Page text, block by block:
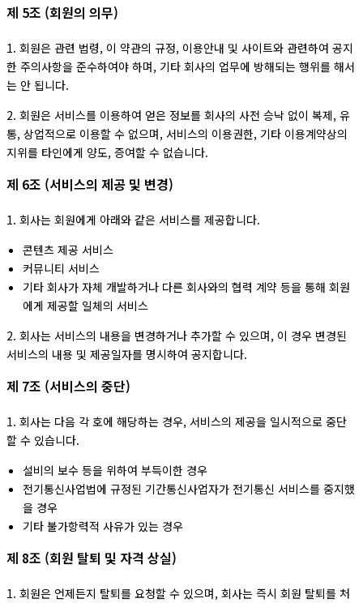
제 5조 (회원의 의무)
1. 회원은 관련 법령, 이 약관의 규정, 이용안내 및 사이트와 관련하여 공지
한 주의사항을 준수하여야 하며, 기타 회사의 업무에 방해되는 행위를 해서
는 안 됩니다.
2. 회원은 서비스를 이용하여 얻은 정보를 회사의 사전 승낙 없이 복제, 유
통, 상업적으로 이용할 수 없으며, 서비스의 이용권한, 기타 이용계약상의
지위를 타인에게 양도, 증여할 수 없습니다.
제 6조 (서비스의 제공 및 변경)
1. 회사는 회원에게 아래와 같은 서비스를 제공합니다.
콘텐츠 제공 서비스
커뮤니티 서비스
기타 회사가 자체 개발하거나 다른 회사와의 협력 계약 등을 통해 회원
에게 제공할 일체의 서비스
2. 회사는 서비스의 내용을 변경하거나 추가할 수 있으며, 이 경우 변경된
서비스의 내용 및 제공일자를 명시하여 공지합니다.
제 7조 (서비스의 중단)
1. 회사는 다음 각 호에 해당하는 경우, 서비스의 제공을 일시적으로 중단
할 수 있습니다.
설비의 보수 등을 위하여 부득이한 경우
전기통신사업법에 규정된 기간통신사업자가 전기통신 서비스를 중지했
을 경우
기타 불가항력적 사유가 있는 경우
제 8조 (회원 탈퇴 및 자격 상실)
1. 회원은 언제든지 탈퇴를 요청할 수 있으며, 회사는 즉시 회원 탈퇴를 처